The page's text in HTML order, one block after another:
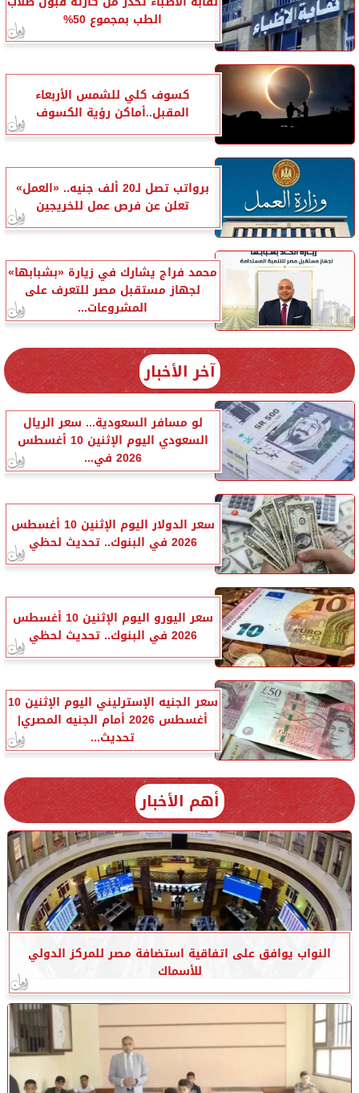
الطب بمجموع 50%
كسوف كلي للشمس الأربعاء
المقبل..أماكن رؤية الكسوف
برواتب تصل لـ20 ألف جنيه.. «العمل»
تعلن عن فرص عمل للخريجين
محمد فراج يشارك في زيارة «بشبابها»
لجهاز مستقبل مصر للتعرف على
المشروعات...
آخر الأخبار
لو مسافر السعودية... سعر الريال
السعودي اليوم الإثنين 10 أغسطس
2026 في...
سعر الدولار اليوم الإثنين 10 أغسطس
2026 في البنوك.. تحديث لحظي
سعر اليورو اليوم الإثنين 10 أغسطس
2026 في البنوك.. تحديث لحظي
سعر الجنيه الإسترليني اليوم الإثنين 10
أغسطس 2026 أمام الجنيه المصري|
تحديث...
أهم الأخبار
النواب يوافق على اتفاقية استضافة مصر للمركز الدولي
للأسماك